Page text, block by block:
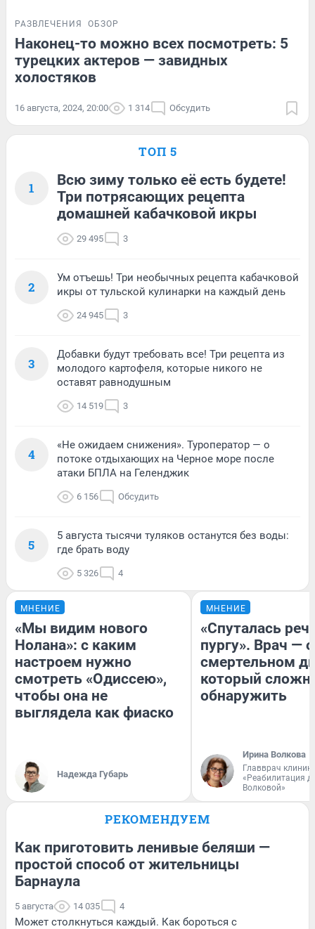
РАЗВЛЕЧЕНИЯ ОБЗОР
Наконец-то можно всех посмотреть: 5
турецких актеров — завидных
холостяков
16 августа, 2024, 20:00 1 314 Обсудить
ТОП 5
1
Всю зиму только её есть будете!
Три потрясающих рецепта
домашней кабачковой икры
29 495 3
2
Ум отъешь! Три необычных рецепта кабачковой
икры от тульской кулинарки на каждый день
24 945 3
3
Добавки будут требовать все! Три рецепта из
молодого картофеля, которые никого не
оставят равнодушным
14 519 3
4
«Не ожидаем снижения». Туроператор — о
потоке отдыхающих на Черное море после
атаки БПЛА на Геленджик
6 156 Обсудить
5
5 августа тысячи туляков останутся без воды:
где брать воду
5 326 4
МНЕНИЕ
«Мы видим нового
Нолана»: с каким
настроем нужно
смотреть «Одиссею»,
чтобы она не
выглядела как фиаско
Надежда Губарь
МНЕНИЕ
«Спуталась
пургу». Врач — о
смертельном
который
обнаружить
Ирина Волкова
Главврач
«Реабилитация
Волковой»
РЕКОМЕНДУЕМ
Как приготовить ленивые беляши —
простой способ от жительницы
Барнаула
5 августа 14 035 4
Может столкнуться каждый. Как бороться с